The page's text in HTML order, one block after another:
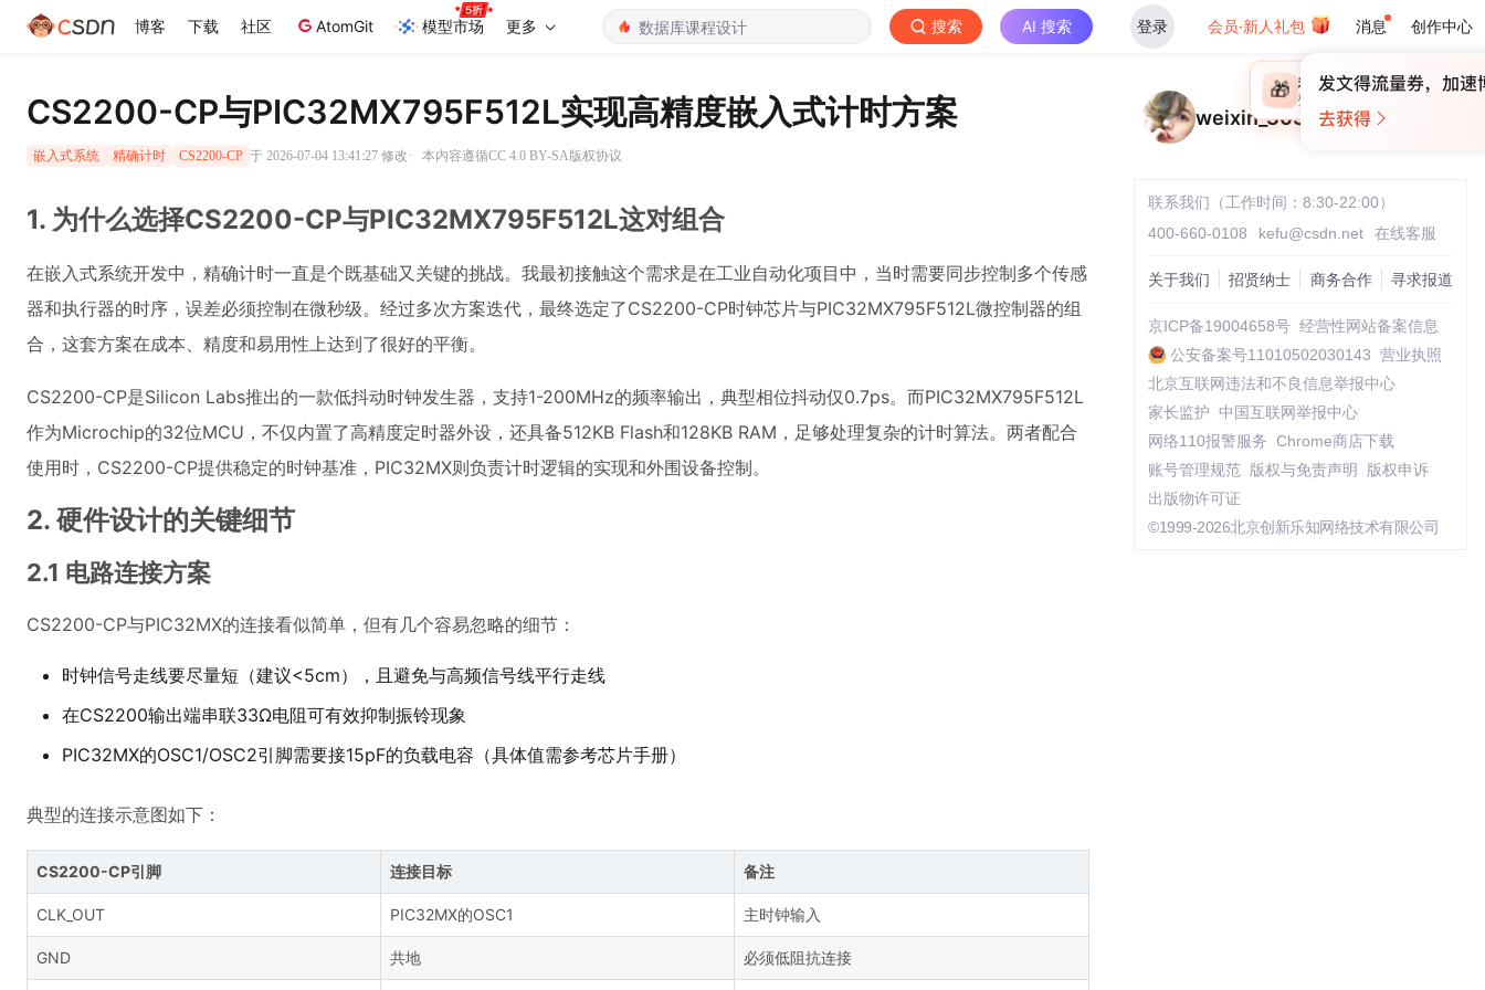
博客 下载 社区 AtomGit 模型市场 更多 搜索 AI 搜索 登录 会员·新人礼包 消息 创作中心
×
🎁 未登录
登录领取最高
CS2200-CP与PIC32MX795F512L实现高精度嵌入式计时方案
嵌入式系统 精确计时 CS2200-CP 于 2026-07-04 13:41:27 修改· 本内容遵循CC 4.0 BY-SA版权协议
1. 为什么选择CS2200-CP与PIC32MX795F512L这对组合
在嵌入式系统开发中，精确计时一直是个既基础又关键的挑战。我最初接触这个需求是在工业自动化项目中，当时需要同步控制多个传感
器和执行器的时序，误差必须控制在微秒级。经过多次方案迭代，最终选定了CS2200-CP时钟芯片与PIC32MX795F512L微控制器的组
合，这套方案在成本、精度和易用性上达到了很好的平衡。
CS2200-CP是Silicon Labs推出的一款低抖动时钟发生器，支持1-200MHz的频率输出，典型相位抖动仅0.7ps。而PIC32MX795F512L
作为Microchip的32位MCU，不仅内置了高精度定时器外设，还具备512KB Flash和128KB RAM，足够处理复杂的计时算法。两者配合
使用时，CS2200-CP提供稳定的时钟基准，PIC32MX则负责计时逻辑的实现和外围设备控制。
2. 硬件设计的关键细节
2.1 电路连接方案
CS2200-CP与PIC32MX的连接看似简单，但有几个容易忽略的细节：
时钟信号走线要尽量短（建议<5cm），且避免与高频信号线平行走线
在CS2200输出端串联33Ω电阻可有效抑制振铃现象
PIC32MX的OSC1/OSC2引脚需要接15pF的负载电容（具体值需参考芯片手册）
典型的连接示意图如下：
CS2200-CP引脚 连接目标 备注
CLK_OUT PIC32MX的OSC1 主时钟输入
GND 共地 必须低阻抗连接
weixin_30313409
联系我们（工作时间：8:30-22:00）
400-660-0108
kefu@csdn.net 在线客服
关于我们 招贤纳士 商务合作 寻求报道
京ICP备19004658号 经营性网站备案信息
公安备案号11010502030143 营业执照
北京互联网违法和不良信息举报中心
家长监护
中国互联网举报中心
网络110报警服务 Chrome商店下载
账号管理规范
版权与免责声明
版权申诉
出版物许可证
©1999-2026北京创新乐知网络技术有限公司